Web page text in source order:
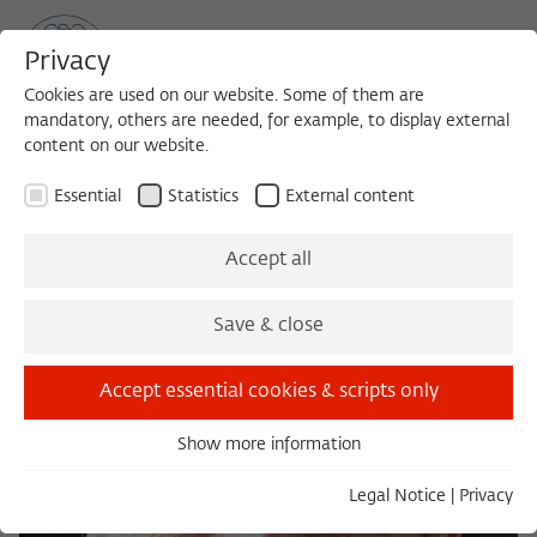
Privacy
Cookies are used on our website. Some of them are
mandatory, others are needed, for example, to display external
content on our website.
Essential Statistics External content
Accept all
Save & close
Accept essential cookies & scripts only
Essential cookies are needed for basic functionality. This
Show more information
Legal Notice Privacy